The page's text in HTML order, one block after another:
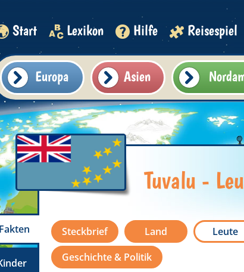
Start Lexikon Hilfe Reisespiel
Europa Asien
Tuvalu -
Steckbrief Land Leute
Geschichte & Politik